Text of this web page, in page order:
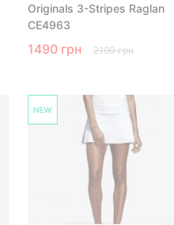
Originals 3-Stripes Raglan
CE4963
1490 грн 2190 грн